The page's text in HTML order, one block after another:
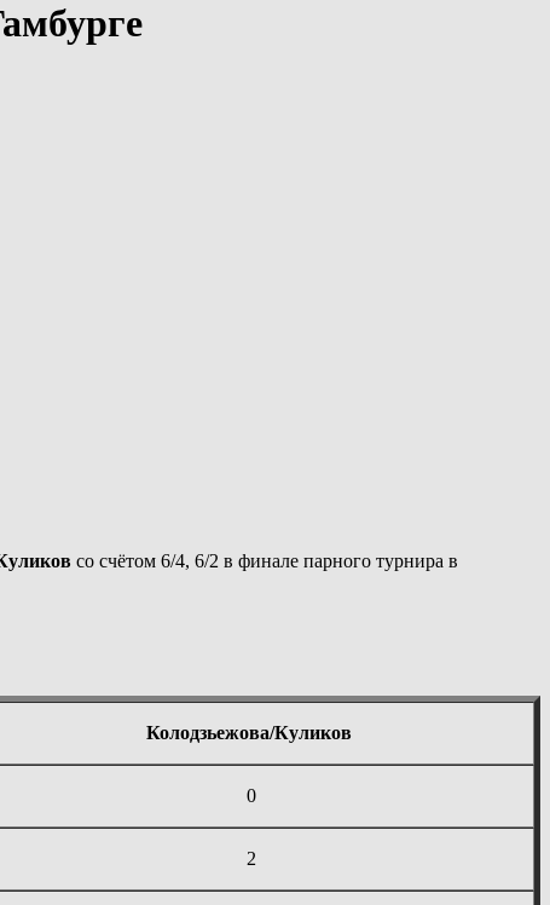
со счётом 6/4, 6/2 в финале парного турнира в
Колодзьежова/Куликов
0
2